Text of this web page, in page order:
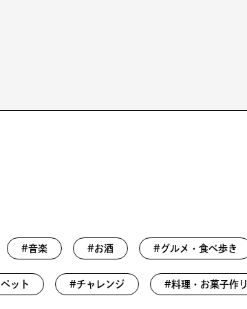
#音楽 #お酒 #グルメ・食べ歩き
ット #チャレンジ #料理・お菓子作り